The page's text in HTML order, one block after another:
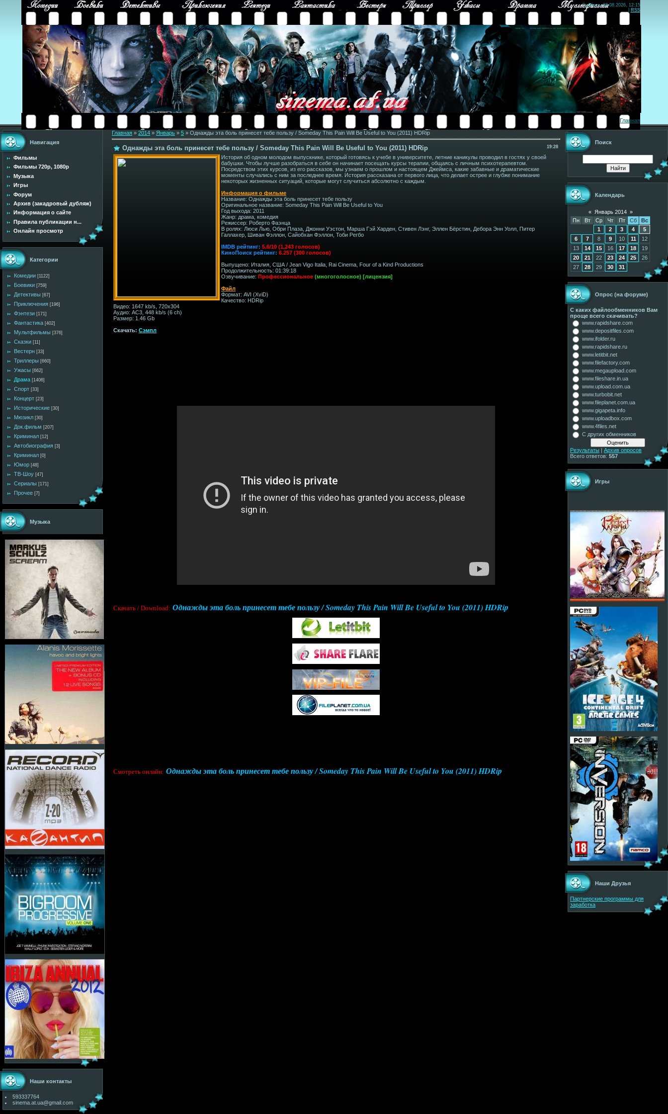
Суббота, 08.08.2026, 12:15
RSS
Главная
Навигация
Фильмы
Фильмы 720p, 1080p
Музыка
Игры
Форум
Архив (закадровый дубляж)
Информация о сайте
Правила публикации н...
Онлайн просмотр
Категории
Комедии [1122]
Боевики [759]
Детективы [67]
Приключения [196]
Фэнтези [171]
Фантастика [402]
Мультфильмы [376]
Сказки [11]
Вестерн [33]
Триллеры [660]
Ужасы [662]
Драма [1406]
Спорт [33]
Концерт [23]
Исторические [30]
Мюзикл [30]
Док.фильм [207]
Криминал [12]
Автобиография [3]
Криминал [0]
Юмор [48]
ТВ-Шоу [47]
Сериалы [171]
Прочее [7]
Музыка
Наши контакты
593337764
sinema.at.ua@gmail.com
Главная » 2014 » Январь » 5 » Однажды эта боль принесет тебе пользу / Someday This Pain Will Be Useful to You (2011) HDRip
19:28
Однажды эта боль принесет тебе пользу / Someday This Pain Will Be Useful to You (2011) HDRip
История об одном молодом выпускнике, который готовясь к учебе в университете, летние каникулы проводил в гостях у своей
бабушки. Чтобы лучше разобраться в себе он начинает посещать курсы терапии, общаясь с личным психотерапевтом.
Посредством этих курсов, из его рассказов, мы узнаем о прошлом и настоящем Джеймса, какие забавные и драматические
моменты случались с ним за последнее время. История рассказана от первого лица, что делает острее и глубже понимание
некоторых жизненных ситуаций, которые могут случиться абсолютно с каждым.
Информация о фильме
Название: Однажды эта боль принесет тебе пользу
Оригинальное название: Someday This Pain Will Be Useful to You
Год выхода: 2011
Жанр: драма, комедия
Режиссер: Роберто Фаэнца
В ролях: Люси Лью, Обри Плаза, Джонни Уэстон, Марша Гэй Харден, Стивен Лэнг, Эллен Бёрстин, Дебора Энн Уолл, Питер
Галлахер, Шиван Фэллон, Сайобхан Фэллон, Тоби Регбо
IMDB рейтинг: 5.6/10 (1,243 голосов)
КиноПоиск рейтинг: 6.257 (300 голосов)
Выпущено: Италия, США / Jean Vigo Italia, Rai Cinema, Four of a Kind Productions
Продолжительность: 01:39:18
Озвучивание: Профессиональное (многоголосное) [лицензия]
Файл
Формат: AVI (XviD)
Качество: HDRip
Видео: 1647 kb/s, 720x304
Аудио: AC3, 448 kb/s (6 ch)
Размер: 1.46 Gb
Скачать: Сэмпл
Cкачать / Download: Однажды эта боль принесет тебе пользу / Someday This Pain Will Be Useful to You (2011) HDRip
Cмотреть онлайн: Однажды эта боль принесет тебе пользу / Someday This Pain Will Be Useful to You (2011) HDRip
Поиск
Календарь
« Январь 2014 »
Пн
Вт Ср Чт Пт Сб
Вс
1
2 3 4
5
6
7 8 9 10 11
12
13
14 15 16 17 18
19
20
21 22 23 24 25
26
27
28 29 30 31
Опрос (на форуме)
С каких файлообменников Вам
проще всего скачивать?
www.rapidshare.com
www.depositfiles.com
www.ifolder.ru
www.rapidshare.ru
www.letitbit.net
www.filefactory.com
www.megaupload.com
www.fileshare.in.ua
www.upload.com.ua
www.turbobit.net
www.fileplanet.com.ua
www.gigapeta.info
www.uploadbox.com
www.4files.net
С других обменников
Результаты | Архив опросов
Всего ответов: 557
Игры
Наши Друзья
Партнерские программы для
заработка